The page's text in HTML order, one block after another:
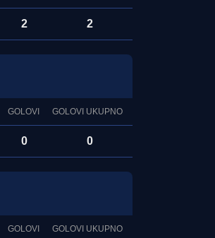
2 2
GOLOVI GOLOVI UKUPNO
0 0
GOLOVI GOLOVI UKUPNO